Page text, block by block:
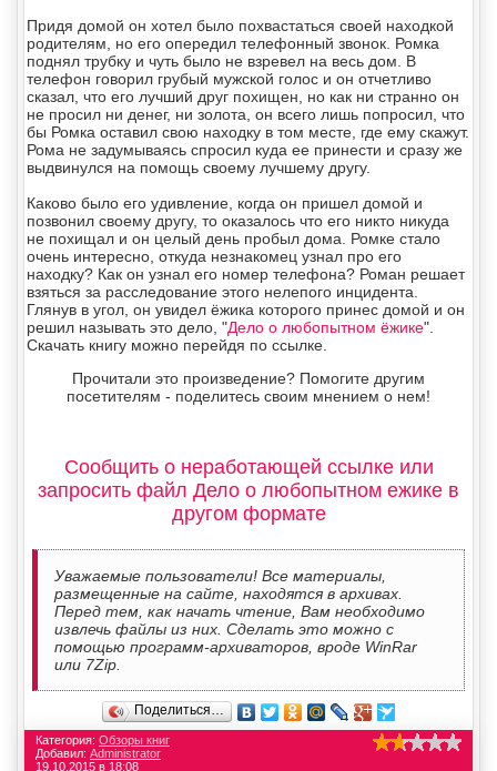
Придя домой он хотел было похвастаться своей находкой
родителям, но его опередил телефонный звонок. Ромка
поднял трубку и чуть было не взревел на весь дом. В
телефон говорил грубый мужской голос и он отчетливо
сказал, что его лучший друг похищен, но как ни странно он
не просил ни денег, ни золота, он всего лишь попросил, что
бы Ромка оставил свою находку в том месте, где ему скажут.
Рома не задумываясь спросил куда ее принести и сразу же
выдвинулся на помощь своему лучшему другу.
Каково было его удивление, когда он пришел домой и
позвонил своему другу, то оказалось что его никто никуда
не похищал и он целый день пробыл дома. Ромке стало
очень интересно, откуда незнакомец узнал про его
находку? Как он узнал его номер телефона? Роман решает
взяться за расследование этого нелепого инцидента.
Глянув в угол, он увидел ёжика которого принес домой и он
решил называть это дело, "Дело о любопытном ёжике".
Скачать книгу можно перейдя по ссылке.
Прочитали это произведение? Помогите другим
посетителям - поделитесь своим мнением о нем!
Сообщить о неработающей ссылке или
запросить файл Дело о любопытном ежике в
другом формате
Уважаемые пользователи! Все материалы,
размещенные на сайте, находятся в архивах.
Перед тем, как начать чтение, Вам необходимо
извлечь файлы из них. Сделать это можно с
помощью программ-архиваторов, вроде WinRar
или 7Zip.
Поделиться…
Категория: Обзоры книг
Добавил: Administrator
19.10.2015 в 18:08